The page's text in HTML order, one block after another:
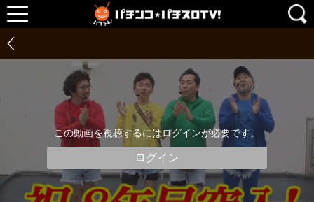
この動画を視聴するにはログインが必要です。
ログイン